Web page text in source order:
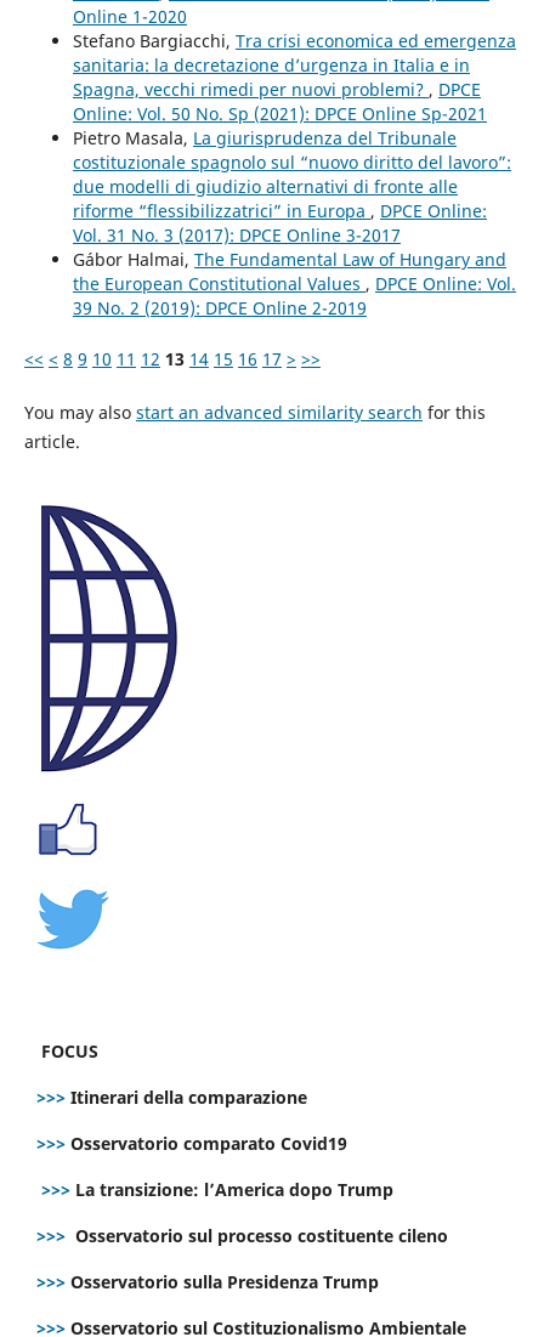
Online 1-2020
Stefano Bargiacchi, Tra crisi economica ed emergenza
sanitaria: la decretazione d’urgenza in Italia e in
Spagna, vecchi rimedi per nuovi problemi? , DPCE
Online: Vol. 50 No. Sp (2021): DPCE Online Sp-2021
Pietro Masala, La giurisprudenza del Tribunale
costituzionale spagnolo sul “nuovo diritto del lavoro”:
due modelli di giudizio alternativi di fronte alle
riforme “flessibilizzatrici” in Europa , DPCE Online:
Vol. 31 No. 3 (2017): DPCE Online 3-2017
Gábor Halmai, The Fundamental Law of Hungary and
the European Constitutional Values , DPCE Online: Vol.
39 No. 2 (2019): DPCE Online 2-2019
<< < 8 9 10 11 12 13 14 15 16 17 > >>
You may also start an advanced similarity search for this
article.
FOCUS
>>> Itinerari della comparazione
>>> Osservatorio comparato Covid19
>>> La transizione: l’America dopo Trump
>>> Osservatorio sul processo costituente cileno
>>> Osservatorio sulla Presidenza Trump
>>> Osservatorio sul Costituzionalismo Ambientale